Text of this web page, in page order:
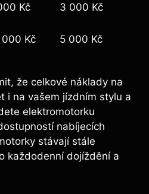
Kč 3 000 Kč
000 Kč 5 000 Kč
že celkové náklady na
i na vašem jízdním stylu a
elektromotorku
nabíjecích
stávají stále
každodenní dojíždění a